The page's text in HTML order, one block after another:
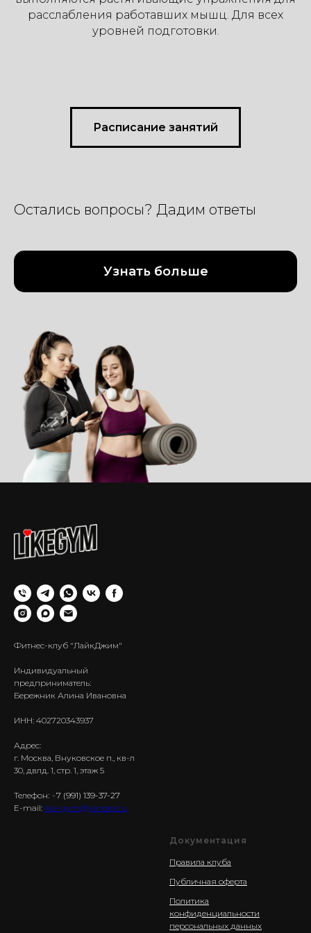
расслабления работавших мышц. Для всех
уровней подготовки.
Расписание занятий
Остались вопросы? Дадим ответы
Узнать больше
Фитнес-клуб "ЛайкДжим"
Индивидуальный
предприниматель:
Бережник Алина Ивановна
ИНН: 402720343937
Адрес:
г. Москва, Внуковское п., кв-л
30, двлд. 1, стр. 1, этаж 5
Телефон: +7 (991) 139-37-27
E-mail: like-gym@yandex.ru
Документация
Правила клуба
Публичная оферта
Политика
конфиденциальности
персональных данных